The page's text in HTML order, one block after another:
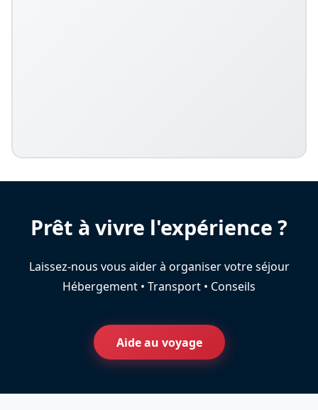
Prêt à vivre l'expérience ?
Laissez-nous vous aider à organiser votre séjour
Hébergement • Transport • Conseils
Aide au voyage